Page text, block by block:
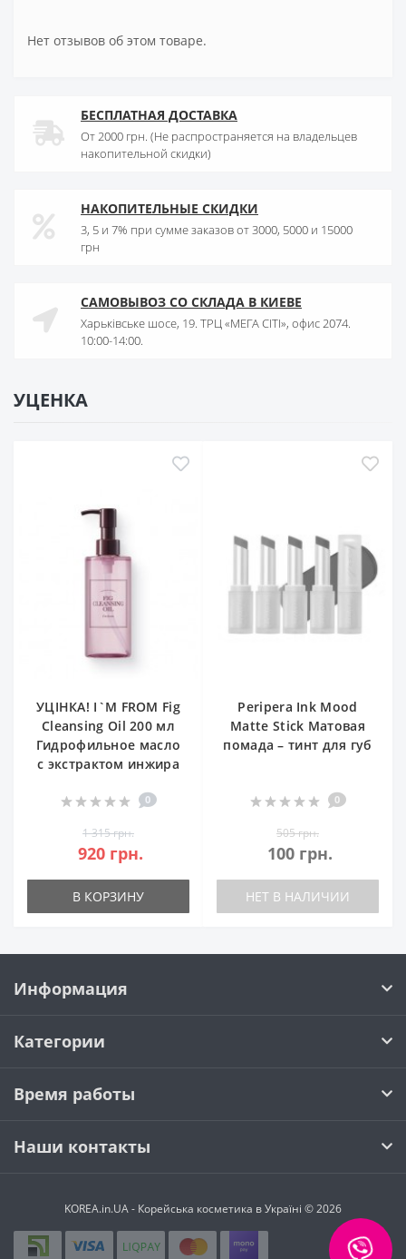
Нет отзывов об этом товаре.
БЕСПЛАТНАЯ ДОСТАВКА
От 2000 грн. (Не распространяется на владельцев
накопительной скидки)
НАКОПИТЕЛЬНЫЕ СКИДКИ
3, 5 и 7% при сумме заказов от 3000, 5000 и 15000
грн
САМОВЫВОЗ СО СКЛАДА В КИЕВЕ
Харьківське шосе, 19. ТРЦ «МЕГА СІТІ», офис 2074.
10:00-14:00.
УЦЕНКА
УЦІНКА! I`M FROM Fig
Cleansing Oil 200 мл
Гидрофильное масло
с экстрактом инжира
0
1 315 грн.
920 грн.
В КОРЗИНУ
Peripera Ink Mood
Matte Stick Матовая
помада – тинт для губ
0
505 грн.
100 грн.
НЕТ В НАЛИЧИИ
Информация
Категории
Время работы
Наши контакты
KOREA.in.UA - Корейська косметика в Україні © 2026